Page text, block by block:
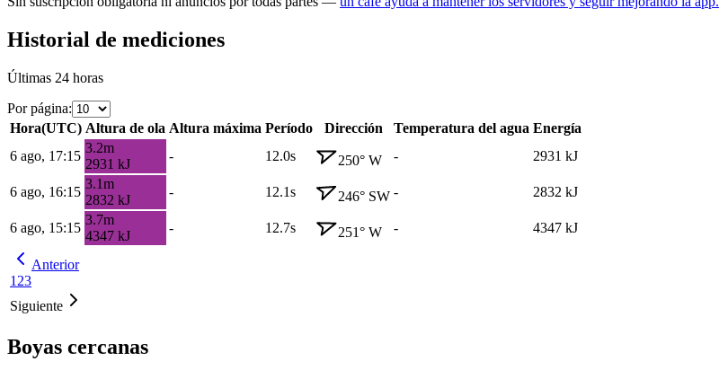
Historial de mediciones
Últimas 24 horas
Por página:
Hora(UTC) Altura de ola Altura máxima Período Dirección Temperatura del agua Energía
6 ago, 17:15
3.2m
2931 kJ
- 12.0s 250° W - 2931 kJ
6 ago, 16:15
3.1m
2832 kJ
- 12.1s 246° SW - 2832 kJ
6 ago, 15:15
3.7m
4347 kJ
- 12.7s 251° W - 4347 kJ
Anterior
1 23
Siguiente
Boyas cercanas